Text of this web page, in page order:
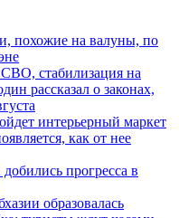
похожие на валуны, по
стабилизация на
рассказал о законах,
интерьерный маркет
как от нее
прогресса в
образовалась